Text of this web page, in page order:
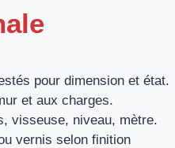
pour dimension et état.
et aux charges.
visseuse, niveau, mètre.
vernis selon finition